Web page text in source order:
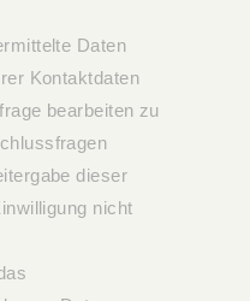
Daten
Kontaktdaten
bearbeiten zu
dieser
nicht